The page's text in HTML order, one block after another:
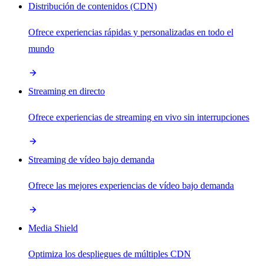
Distribución de contenidos (CDN)
Ofrece experiencias rápidas y personalizadas en todo el
mundo
Streaming en directo
Ofrece experiencias de streaming en vivo sin interrupciones
Streaming de vídeo bajo demanda
Ofrece las mejores experiencias de vídeo bajo demanda
Media Shield
Optimiza los despliegues de múltiples CDN